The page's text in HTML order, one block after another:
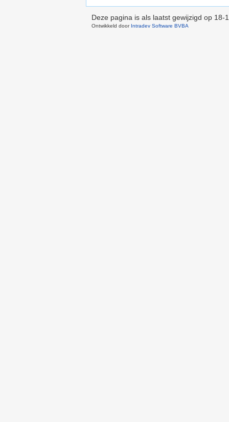
Deze pagina is als laatst gewijzigd op 18-
Ontwikkeld door Intradev Software BVBA